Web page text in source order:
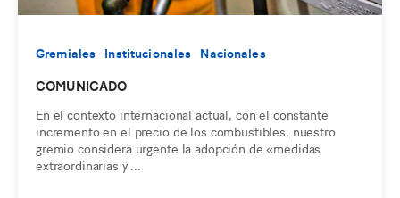
Gremiales Institucionales Nacionales
COMUNICADO
En el contexto internacional actual, con el constante
incremento en el precio de los combustibles, nuestro
gremio considera urgente la adopción de «medidas
extraordinarias y ...